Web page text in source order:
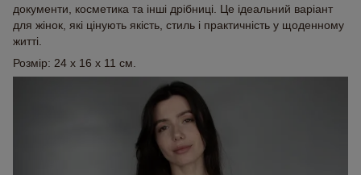
документи, косметика та інші дрібниці. Це ідеальний варіант
для жінок, які цінують якість, стиль і практичність у щоденному
житті.
Розмір: 24 x 16 x 11 см.